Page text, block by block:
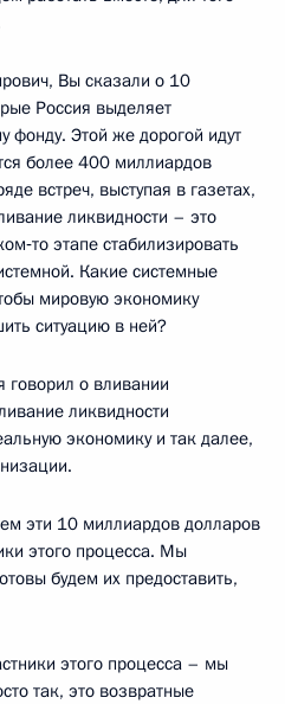
Вы сказали о 10
Россия выделяет
Этой же дорогой идут
более 400 миллиардов
встреч, выступая в газетах,
ликвидности – это
этапе стабилизировать
Какие системные
мировую экономику
ситуацию в ней?
говорил о вливании
ликвидности
экономику и так далее,
эти 10 миллиардов долларов
этого процесса. Мы
будем их предоставить,
этого процесса – мы
так, это возвратные